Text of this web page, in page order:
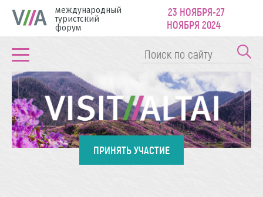
международный
туристский
форум
23 НОЯБРЯ-27
НОЯБРЯ 2024
ПРИНЯТЬ УЧАСТИЕ